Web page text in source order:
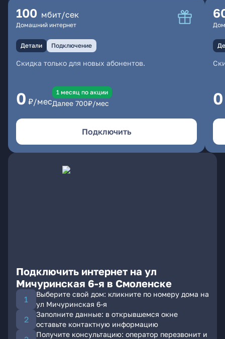
100 мбит/сек
Домашний интернет
Детали Подключение
Скидка только для новых абонентов.
0 ₽/мес
1 месяц по акции
Далее 700₽/мес
Подключить
0
Подключить интернет на ул
Мичуринская 6-я в Смоленске
Выберите свой дом: кликните по номеру дома на
ул Мичуринская 6-я
Заполните данные: в открывшемся окне
оставьте контактную информацию
Получите консультацию: оператор перезвонит и